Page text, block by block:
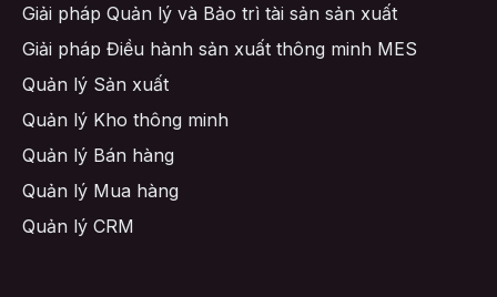
Giải pháp Quản lý và Bảo trì tài sản sản xuất
Giải pháp Điều hành sản xuất thông minh MES
Quản lý Sản xuất
Quản lý Kho thông minh
Quản lý Bán hàng
Quản lý Mua hàng
Quản lý CRM